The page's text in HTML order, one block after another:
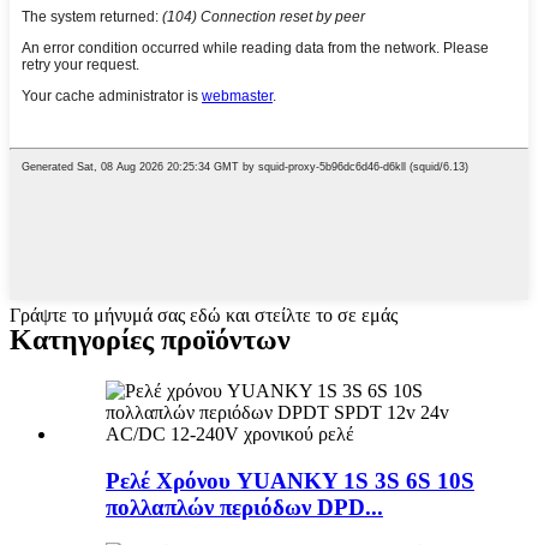
Γράψτε το μήνυμά σας εδώ και στείλτε το σε εμάς
Κατηγορίες προϊόντων
Ρελέ Χρόνου YUANKY 1S 3S 6S 10S
πολλαπλών περιόδων DPD...